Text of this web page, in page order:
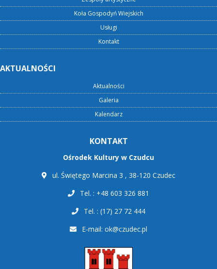
Koła Gospodyń Wiejskich
Usługi
Kontakt
AKTUALNOŚCI
Aktualności
Galeria
Kalendarz
KONTAKT
Ośrodek Kultury w Czudcu
ul. Świętego Marcina 3 , 38-120 Czudec
Tel. : +48 603 326 881
Tel. : (17) 27 72 444
E-mail: ok@czudec.pl